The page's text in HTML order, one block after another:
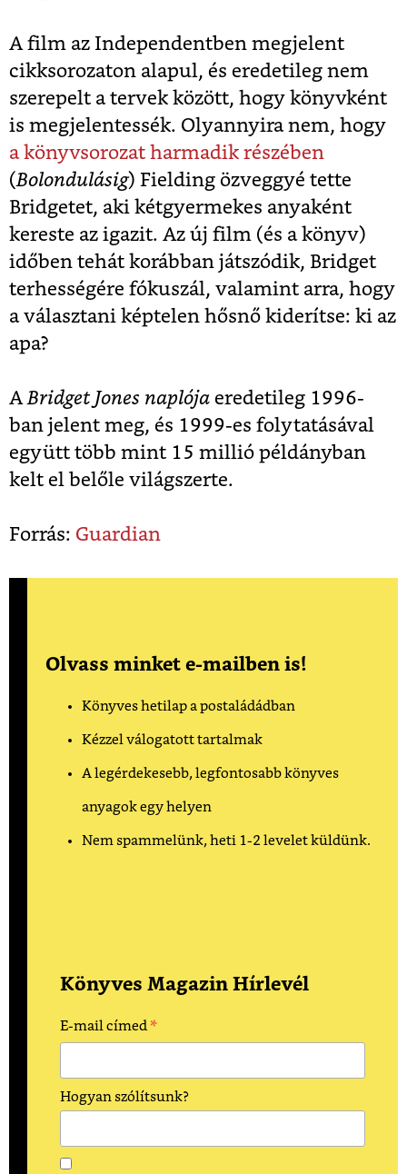
A film az Independentben megjelent
cikksorozaton alapul, és eredetileg nem
szerepelt a tervek között, hogy könyvként
is megjelentessék. Olyannyira nem, hogy
a könyvsorozat harmadik részében
(Bolondulásig) Fielding özveggyé tette
Bridgetet, aki kétgyermekes anyaként
kereste az igazit. Az új film (és a könyv)
időben tehát korábban játszódik, Bridget
terhességére fókuszál, valamint arra, hogy
a választani képtelen hősnő kiderítse: ki az
apa?
A Bridget Jones naplója eredetileg 1996-
ban jelent meg, és 1999-es folytatásával
együtt több mint 15 millió példányban
kelt el belőle világszerte.
Forrás: Guardian
Olvass minket e-mailben is!
Könyves hetilap a postaládádban
Kézzel válogatott tartalmak
A legérdekesebb, legfontosabb könyves
anyagok egy helyen
Nem spammelünk, heti 1-2 levelet küldünk.
Könyves Magazin Hírlevél
E-mail címed *
Hogyan szólítsunk?